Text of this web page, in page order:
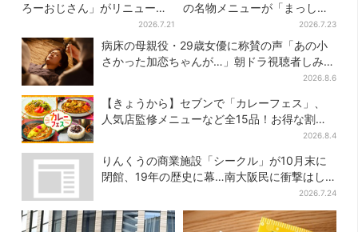
ろーおじさん」がリニューア
ル！チーズケーキ以外も充
実…並ばず買える「ロッカ
ー」も設置
2026.7.21
の名物メニューが「まっし
ろ」に…期間限定の2品が登場
2026.7.23
病床の母親役・29歳女優に称賛の声「あの小
さかった加恋ちゃんが…」朝ドラ視聴者しみじ
2026.8.6
【きょうから】セブンで「カレーフェス」、
人気店監修メニューなど全15品！お得な割引
2026.8.4
りんくうの商業施設「シークル」が10月末に
閉館、19年の歴史に幕…南大阪民に衝撃はし
2026.7.24